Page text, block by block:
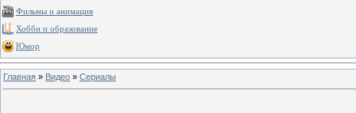
Фильмы и анимация
Хобби и образование
Юмор
Главная » Видео » Сериалы